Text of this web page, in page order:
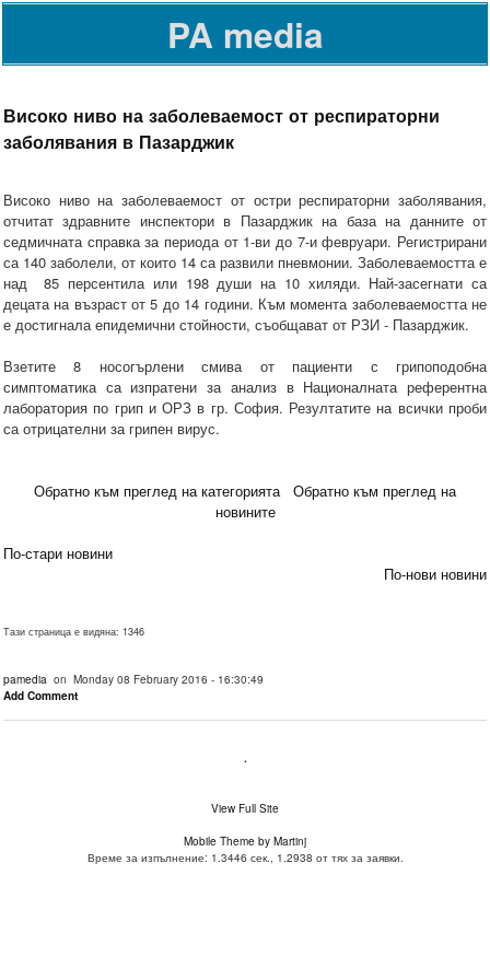
PA media
Високо ниво на заболеваемост от респираторни
заболявания в Пазарджик
Високо ниво на заболеваемост от остри респираторни заболявания,
отчитат здравните инспектори в Пазарджик на база на данните от
седмичната справка за периода от 1-ви до 7-и февруари. Регистрирани
са 140 заболели, от които 14 са развили пневмонии. Заболеваемостта е
над 85 персентила или 198 души на 10 хиляди. Най-засегнати са
децата на възраст от 5 до 14 години. Към момента заболеваемостта не
е достигнала епидемични стойности, съобщават от РЗИ - Пазарджик.
Взетите 8 носогърлени смива от пациенти с грипоподобна
симптоматика са изпратени за анализ в Националната референтна
лаборатория по грип и ОРЗ в гр. София. Резултатите на всички проби
са отрицателни за грипен вирус.
Обратно към преглед на категорията
Обратно към преглед на
новините
По-стари новини
По-нови новини
Тази страница е видяна: 1346
pamedia on Monday 08 February 2016 - 16:30:49
Add Comment
.
View Full Site
Mobile Theme by Martinj
Време за изпълнение: 1.3446 сек., 1.2938 от тях за заявки.